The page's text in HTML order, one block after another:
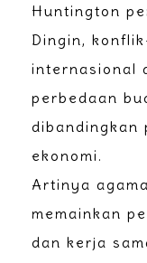
Huntington
Dingin,
internasional
perbedaan
dibandingkan
ekonomi.
Artinya
memainkan
dan kerja